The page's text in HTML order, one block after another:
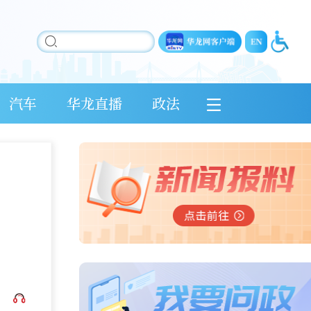
汽车 华龙直播 政法